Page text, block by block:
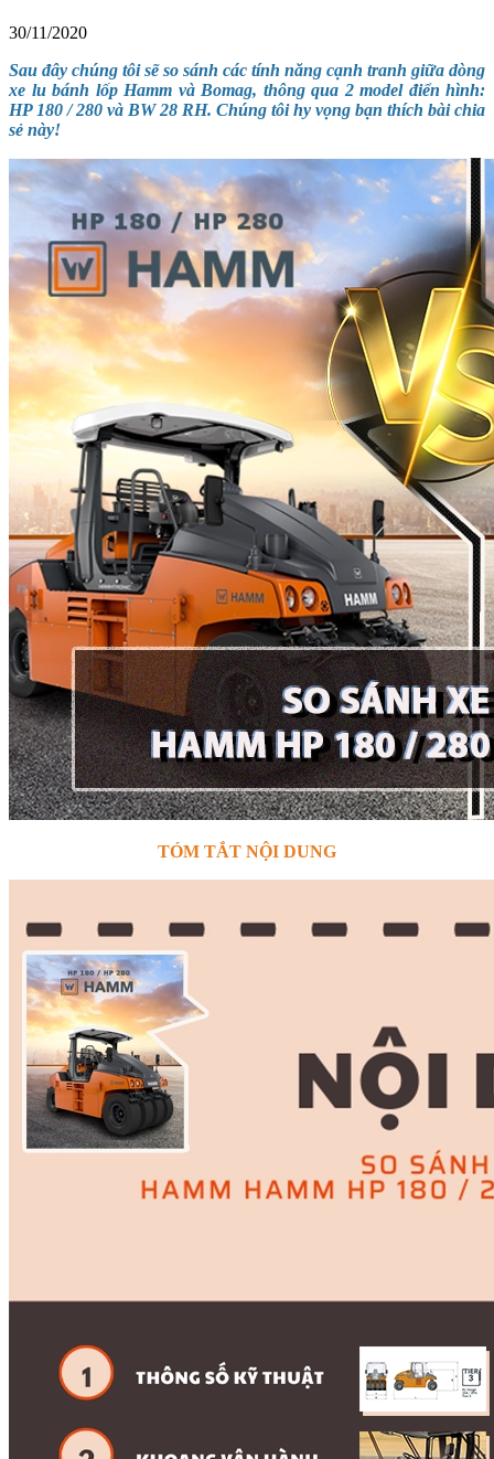
30/11/2020
Sau đây chúng tôi sẽ so sánh các tính năng cạnh tranh giữa dòng
xe lu bánh lốp Hamm và Bomag, thông qua 2 model điển hình:
HP 180 / 280 và BW 28 RH. Chúng tôi hy vọng bạn thích bài chia
sẻ này!
TÓM TẮT NỘI DUNG